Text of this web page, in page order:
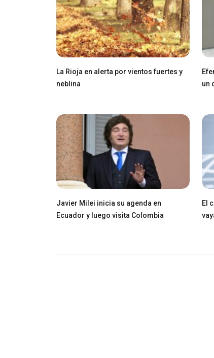
La Rioja en alerta por vientos fuertes y
neblina
un
Javier Milei inicia su agenda en
Ecuador y luego visita Colombia
El